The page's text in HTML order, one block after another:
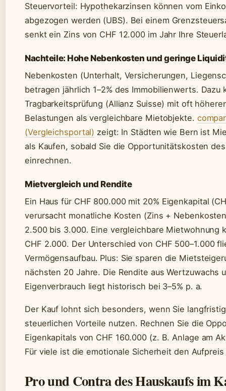
Steuervorteil: Hypothekarzinsen können vom
abgezogen werden (UBS). Bei einem
senkt ein Zins von CHF 12.000 im Jahr Ihre
Nachteile: Hohe Nebenkosten und geringe
Nebenkosten (Unterhalt, Versicherungen,
betragen jährlich 1–2% des Immobilienwerts. Dazu
Tragbarkeitsprüfung (Allianz Suisse) mit oft
Belastungen als vergleichbare Mietobjekte.
(Vergleichsportal) zeigt: In Städten wie Bern ist
als Kaufen, sobald Sie die Opportunitätskosten
einrechnen.
Mietvergleich und Rendite
Ein Haus für CHF 800.000 mit 20% Eigenkapital
verursacht monatliche Kosten (Zins +
2.500 bis 3.000. Eine vergleichbare Mietwohnung
CHF 2.000. Der Unterschied von CHF 500–1.000
Vermögensaufbau. Plus: Sie sparen die
nächsten 20 Jahre. Die Rendite aus Wertzuwachs
Eigenverbrauch liegt historisch bei 3–5% p. a.
Der Kauf lohnt sich besonders, wenn Sie
steuerlichen Vorteile nutzen. Rechnen Sie die
Eigenkapitals von CHF 160.000 (z. B. Anlage am
Für viele ist die emotionale Sicherheit den
Pro und Contra des Hauskaufs im